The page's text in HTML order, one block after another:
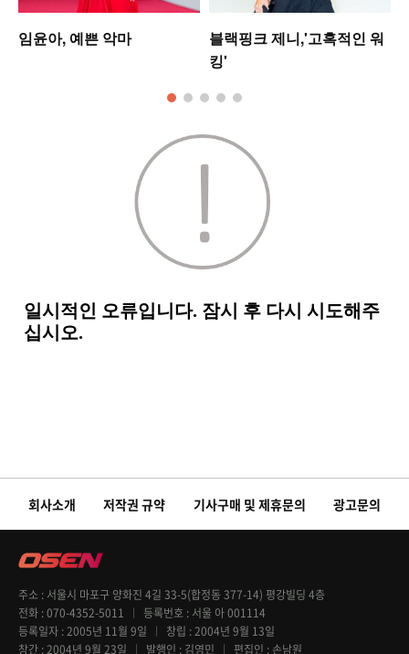
임윤아, 예쁜 악마
블랙핑크 제니,'고혹적인 워
킹'
회사소개 저작권 규약 기사구매 및 제휴문의 광고문의
주소
서울시 마포구 양화진 4길 33-5(합정동 377-14) 평강빌딩 4층
전화 070-4352-5011 등록번호
서울 아 001114
등록일자 2005년 11월 9일 창립 2004년 9월 13일
창간 2004년 9월 23일 발행인 김영민 편집인 손남원